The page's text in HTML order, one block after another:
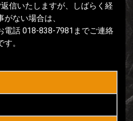
信いたしますが、しばらく経
ない場合は、
電話 018-838-7981までご連絡
。